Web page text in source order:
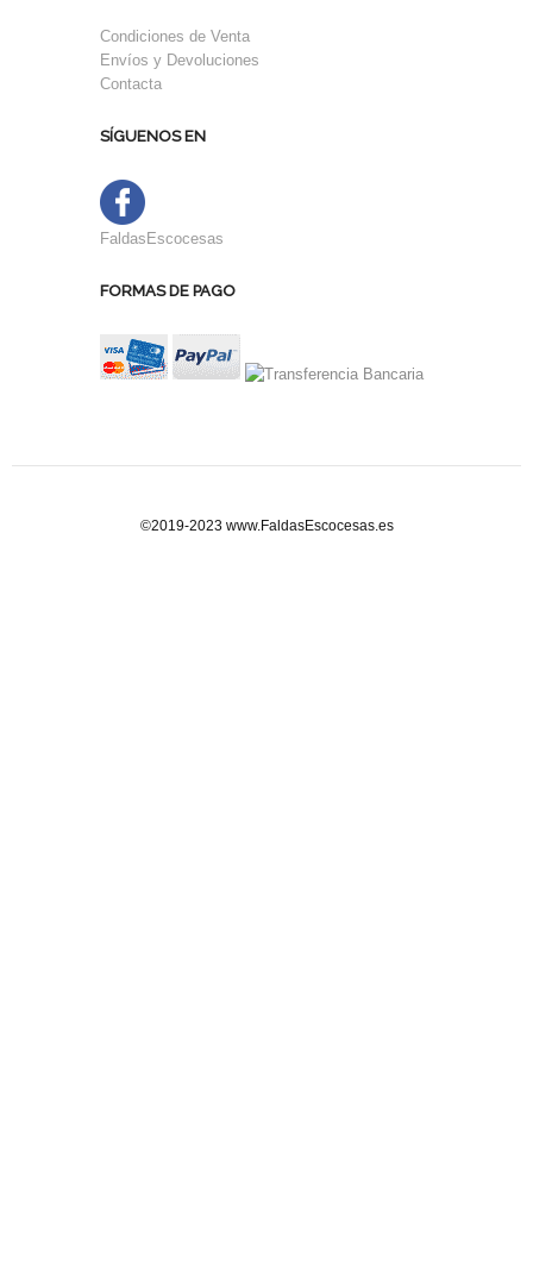
Condiciones de Venta
Envíos y Devoluciones
Contacta
SÍGUENOS EN
FaldasEscocesas
FORMAS DE PAGO
©2019-2023 www.FaldasEscocesas.es